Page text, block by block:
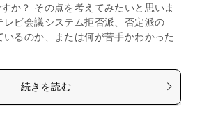
か？ その点を考えてみたいと思いま
レビ会議システム拒否派、否定派の
るのか、または何が苦手かわかった
続きを読む